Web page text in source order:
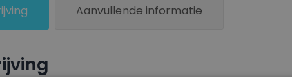
Aanvullende informatie